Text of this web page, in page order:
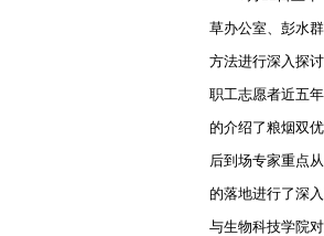
草办公室、彭水
方法进行深入探
职工志愿者近五
的介绍了粮烟双
后到场专家重点
的落地进行了深
与生物科技学院